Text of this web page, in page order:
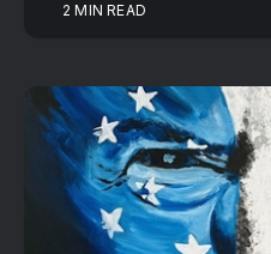
2 MIN READ